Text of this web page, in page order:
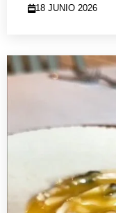
18 JUNIO 2026